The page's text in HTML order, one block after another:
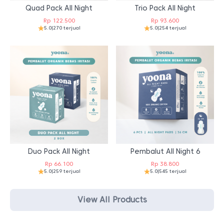
Quad Pack All Night
Rp122.500
5.0|270 terjual
Trio Pack All Night
Rp 93.600
5.0|254 terjual
Duo Pack All Night
Rp 66.100
5.0|259 terjual
Pembalut All Night 6
Rp 38.800
5.0|545 terjual
View All Products